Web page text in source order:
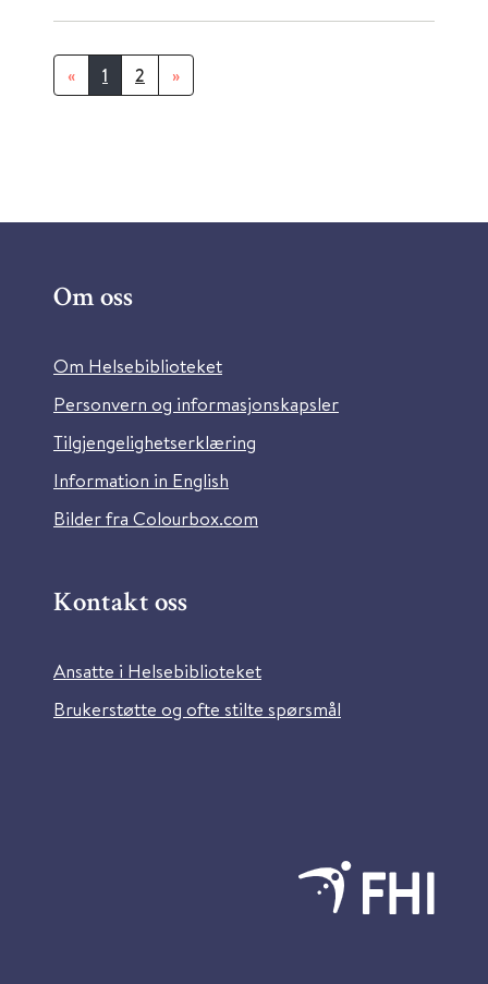
« 1 2 »
Om oss
Om Helsebiblioteket
Personvern og informasjonskapsler
Tilgjengelighetserklæring
Information in English
Bilder fra Colourbox.com
Kontakt oss
Ansatte i Helsebiblioteket
Brukerstøtte og ofte stilte spørsmål